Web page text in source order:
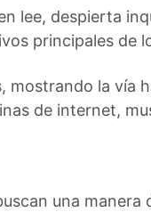
lee, despierta
principales de
mostrando la vía
de internet,
una manera